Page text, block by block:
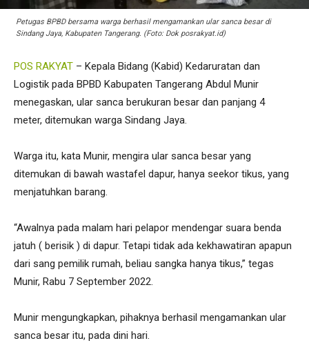
Petugas BPBD bersama warga berhasil mengamankan ular sanca besar di
Sindang Jaya, Kabupaten Tangerang. (Foto: Dok posrakyat.id)
POS RAKYAT – Kepala Bidang (Kabid) Kedaruratan dan
Logistik pada BPBD Kabupaten Tangerang Abdul Munir
menegaskan, ular sanca berukuran besar dan panjang 4
meter, ditemukan warga Sindang Jaya.
Warga itu, kata Munir, mengira ular sanca besar yang
ditemukan di bawah wastafel dapur, hanya seekor tikus, yang
menjatuhkan barang.
“Awalnya pada malam hari pelapor mendengar suara benda
jatuh ( berisik ) di dapur. Tetapi tidak ada kekhawatiran apapun
dari sang pemilik rumah, beliau sangka hanya tikus,” tegas
Munir, Rabu 7 September 2022.
Munir mengungkapkan, pihaknya berhasil mengamankan ular
sanca besar itu, pada dini hari.